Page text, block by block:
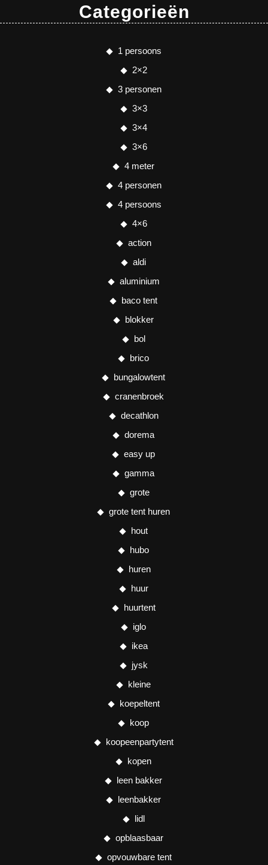
Categorieën
1 persoons
2×2
3 personen
3×3
3×4
3×6
4 meter
4 personen
4 persoons
4×6
action
aldi
aluminium
baco tent
blokker
bol
brico
bungalowtent
cranenbroek
decathlon
dorema
easy up
gamma
grote
grote tent huren
hout
hubo
huren
huur
huurtent
iglo
ikea
jysk
kleine
koepeltent
koop
koopeenpartytent
kopen
leen bakker
leenbakker
lidl
opblaasbaar
opvouwbare tent